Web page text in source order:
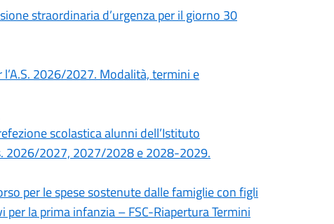
straordinaria d’urgenza per il giorno 30
2026/2027. Modalità, termini e
scolastica alunni dell’Istituto
2026/2027, 2027/2028 e 2028-2029.
per le spese sostenute dalle famiglie con figli
la prima infanzia – FSC-Riapertura Termini